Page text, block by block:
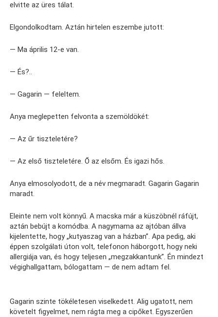
elvitte az üres tálat.
Elgondolkodtam. Aztán hirtelen eszembe jutott:
— Ma április 12-e van.
— És?..
— Gagarin — feleltem.
Anya meglepetten felvonta a szemöldökét:
— Az űr tiszteletére?
— Az első tiszteletére. Ő az elsőm. És igazi hős.
Anya elmosolyodott, de a név megmaradt. Gagarin Gagarin
maradt.
Eleinte nem volt könnyű. A macska már a küszöbnél ráfújt,
aztán bebújt a komódba. A nagymama az ajtóban állva
kijelentette, hogy „kutyaszag van a házban”. Apa pedig, aki
éppen szolgálati úton volt, telefonon háborgott, hogy neki
allergiája van, és hogy teljesen „megzakkantunk”. Én mindezt
végighallgattam, bólogattam — de nem adtam fel.
Gagarin szinte tökéletesen viselkedett. Alig ugatott, nem
követelt figyelmet, nem rágta meg a cipőket. Egyszerűen